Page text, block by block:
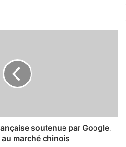
soutenue par Google,
marché chinois